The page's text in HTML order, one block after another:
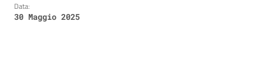
Data:
30 Maggio 2025